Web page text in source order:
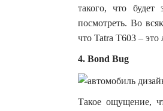
такого, что будет
посмотреть. Во
что Tatra T603 – это
4. Bond Bug
Такое ощущение,